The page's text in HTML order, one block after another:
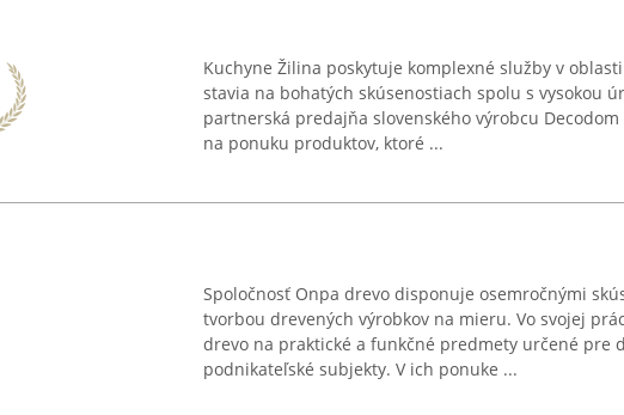
Kuchyne Žilina poskytuje komplexné služby v
stavia na bohatých skúsenostiach spolu s vysokou
partnerská predajňa slovenského výrobcu
na ponuku produktov, ktoré ...
Spoločnosť Onpa drevo disponuje osemročnými
tvorbou drevených výrobkov na mieru. Vo svojej
drevo na praktické a funkčné predmety určené pre
podnikateľské subjekty. V ich ponuke ...